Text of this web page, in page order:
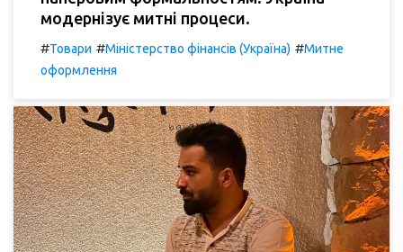
модернізує митні процеси.
#Товари #Міністерство фінансів (Україна) #Митне
оформлення